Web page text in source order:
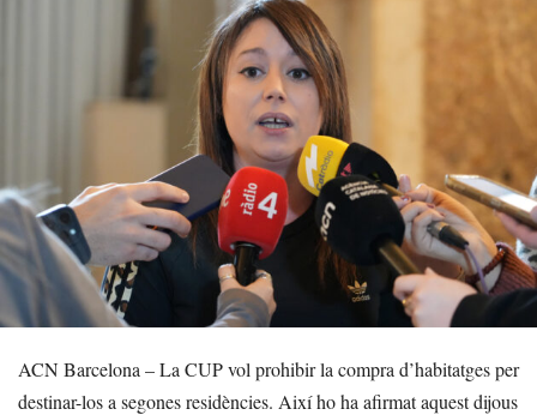
ACN Barcelona – La CUP vol prohibir la compra d’habitatges per
destinar-los a segones residències. Així ho ha afirmat aquest dijous